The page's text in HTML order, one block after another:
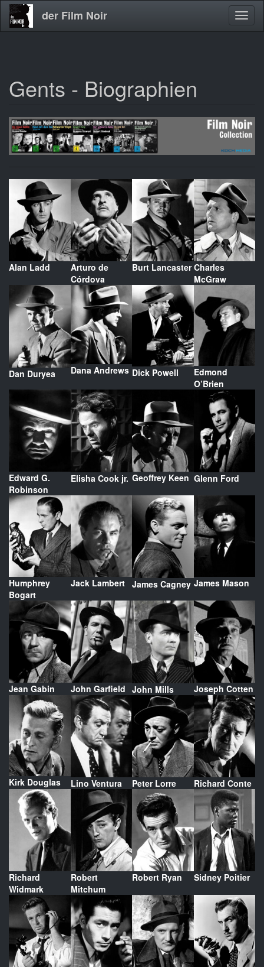
Direkt
zum
der Film Noir
Gents - Biographien
Alan Ladd
Arturo de
Córdova
Burt Lancaster Charles
McGraw
Dan Duryea Dana Andrews Dick Powell
Edmond
O’Brien
Edward G.
Robinson
Elisha Cook jr. Geoffrey Keen Glenn Ford
Humphrey
Bogart
Jack Lambert James Cagney James Mason
Jean Gabin John Garfield John Mills Joseph Cotten
Kirk Douglas Lino Ventura Peter Lorre Richard Conte
Richard
Widmark
Robert
Mitchum
Robert Ryan Sidney Poitier